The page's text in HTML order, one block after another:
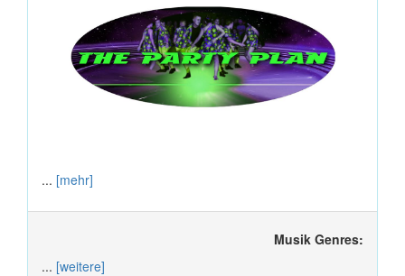
... [mehr]
Musik Genres:
... [weitere]